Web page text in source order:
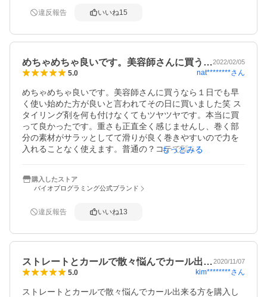
違反報告 いいね15
めちゃめちゃ良いです。美容師さんに買う…2022/02/05
5.0 nat********さん
めちゃめちゃ良いです。美容師さんに買うなら１日でも早
く使い始めた方が良いと言われてその日に買いました笑 ス
タイリング剤を何も付けなくてもツヤツヤです。本当に買
って良かったです。重さも正直全く感じませんし、巻く部
分の素材がサラッとしてて滑りが良く巻きやすいので力を
入れることなく使えます。普通の？コテで髪を痛ませるよ
もっとみる
購入したストア
バイオプログラミング公式ブランド
違反報告 いいね13
ストレートとカールで散々悩んでカール出…2020/11/07
5.0 kim********さん
ストレートとカールで散々悩んでカール出来る方を購入し